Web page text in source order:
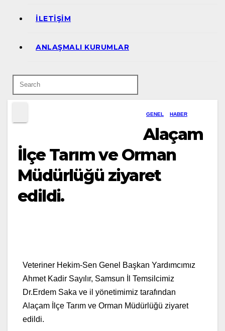
İLETIŞIM
ANLAŞMALI KURUMLAR
GENEL HABER
Alaçam
İlçe Tarım ve Orman
Müdürlüğü ziyaret
edildi.
Veteriner Hekim-Sen Genel Başkan Yardımcımız
Ahmet Kadir Sayılır, Samsun İl Temsilcimiz
Dr.Erdem Saka ve il yönetimimiz tarafından
Alaçam İlçe Tarım ve Orman Müdürlüğü ziyaret
edildi.